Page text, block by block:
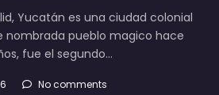
Yucatán es una ciudad colonial
nombrada pueblo magico hace
fue el segundo…
No comments